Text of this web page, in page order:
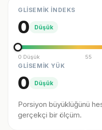
GLİSEMİK İNDEKS
0 Düşük
0 Düşük 55
GLİSEMİK YÜK
0 Düşük
Porsiyon büyüklüğünü
gerçekçi bir ölçüm.